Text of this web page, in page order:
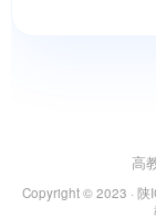
高
Copyright © 2023 · 陕